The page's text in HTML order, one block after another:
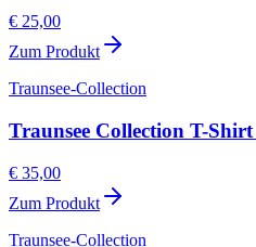
€ 25,00
Zum Produkt
Traunsee-Collection
Traunsee Collection T-
€ 35,00
Zum Produkt
Traunsee-Collection